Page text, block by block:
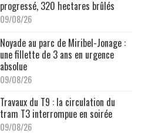
progressé, 320 hectares brûlés
09/08/26
Noyade au parc de Miribel-Jonage :
une fillette de 3 ans en urgence
absolue
09/08/26
Travaux du T9 : la circulation du
tram T3 interrompue en soirée
09/08/26